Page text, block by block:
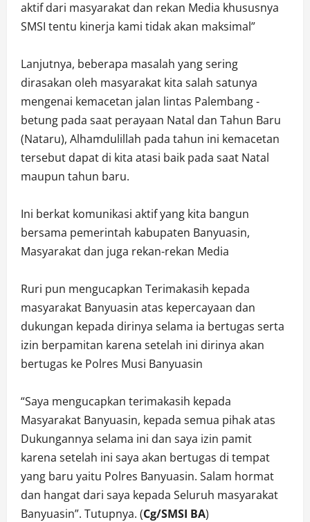
aktif dari masyarakat dan rekan Media khususnya
SMSI tentu kinerja kami tidak akan maksimal”
Lanjutnya, beberapa masalah yang sering
dirasakan oleh masyarakat kita salah satunya
mengenai kemacetan jalan lintas Palembang -
betung pada saat perayaan Natal dan Tahun Baru
(Nataru), Alhamdulillah pada tahun ini kemacetan
tersebut dapat di kita atasi baik pada saat Natal
maupun tahun baru.
Ini berkat komunikasi aktif yang kita bangun
bersama pemerintah kabupaten Banyuasin,
Masyarakat dan juga rekan-rekan Media
Ruri pun mengucapkan Terimakasih kepada
masyarakat Banyuasin atas kepercayaan dan
dukungan kepada dirinya selama ia bertugas serta
izin berpamitan karena setelah ini dirinya akan
bertugas ke Polres Musi Banyuasin
“Saya mengucapkan terimakasih kepada
Masyarakat Banyuasin, kepada semua pihak atas
Dukungannya selama ini dan saya izin pamit
karena setelah ini saya akan bertugas di tempat
yang baru yaitu Polres Banyuasin. Salam hormat
dan hangat dari saya kepada Seluruh masyarakat
Banyuasin”. Tutupnya. (Cg/SMSI BA)